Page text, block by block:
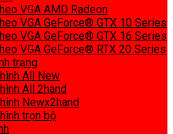
VGA AMD Radeon
VGA GeForce® GTX 10 Series
VGA GeForce® GTX 16 Series
VGA GeForce® RTX 20 Series
trạng
All New
All 2hand
Newx2hand
trọn bộ